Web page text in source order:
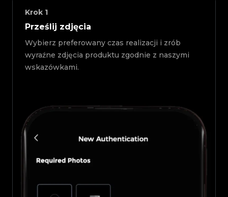
Krok 1
Prześlij zdjęcia
Wybierz preferowany czas realizacji i zrób
wyraźne zdjęcia produktu zgodnie z naszymi
wskazówkami.